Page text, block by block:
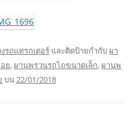
รถแทรกเตอร์ และติดป้ายกำกับ ผา
ย, ผานพรวนรถไถขนาดเล็ก, ผานพ
บน22/01/2018